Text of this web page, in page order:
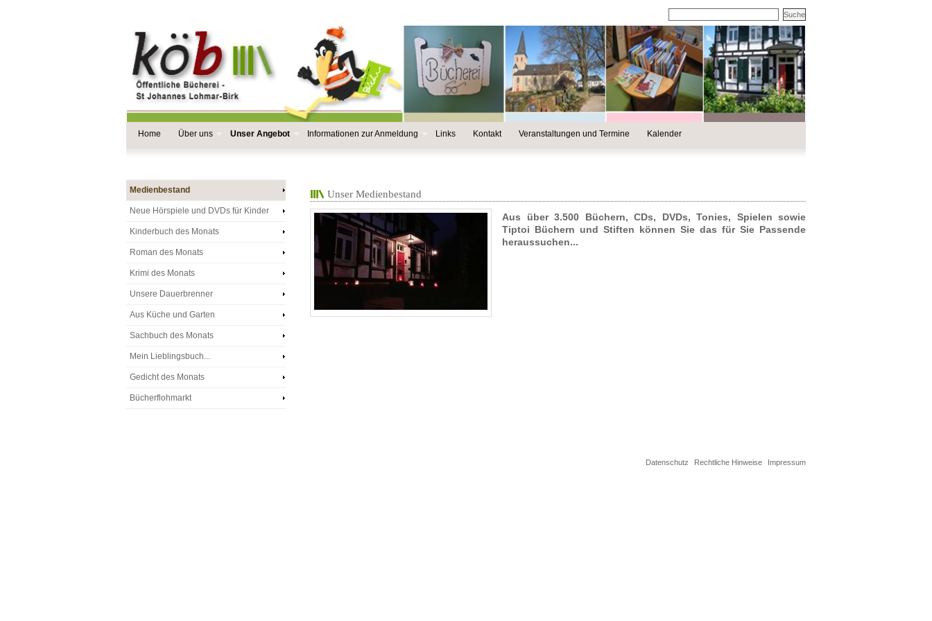
Home Über uns Unser Angebot Informationen zur Anmeldung Links Kontakt Veranstaltungen und Termine Kalender
Medienbestand
Neue Hörspiele und DVDs für Kinder
Kinderbuch des Monats
Roman des Monats
Krimi des Monats
Unsere Dauerbrenner
Aus Küche und Garten
Sachbuch des Monats
Mein Lieblingsbuch...
Gedicht des Monats
Bücherflohmarkt
Unser Medienbestand
Aus über 3.500 Büchern, CDs, DVDs, Tonies, Spielen sowie
Tiptoi Büchern und Stiften können Sie das für Sie Passende
heraussuchen...
Datenschutz Rechtliche Hinweise Impressum